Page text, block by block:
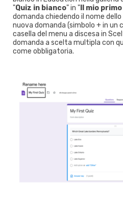
"Quiz in bianco" in " Il mio
domanda chiedendo il nome
nuova domanda (simbolo + in un
casella del menu a discesa in
domanda a scelta multipla con
come obbligatoria.